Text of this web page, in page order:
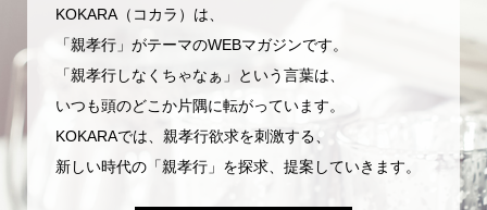
KOKARA（コカラ）は、
「親孝行」がテーマのWEBマガジンです。
「親孝行しなくちゃなぁ」という言葉は、
いつも頭のどこか片隅に転がっています。
KOKARAでは、親孝行欲求を刺激する、
新しい時代の「親孝行」を探求、提案していきます。